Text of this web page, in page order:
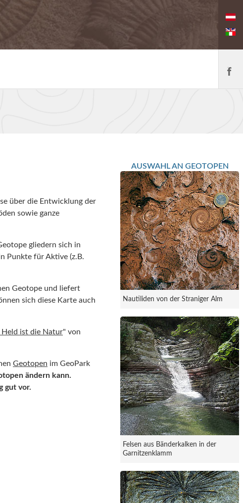
über die Entwicklung der
sowie ganze
gliedern sich in
Punkte für Aktive (z.B.
Geotope und liefert
sich diese Karte auch
Held ist die Natur" von
Geotopen im GeoPark
ändern kann.
gut vor.
AUSWAHL AN GEOTOPEN
Nautiliden von der Straniger Alm
Felsen aus Bänderkalken in der
Garnitzenklamm